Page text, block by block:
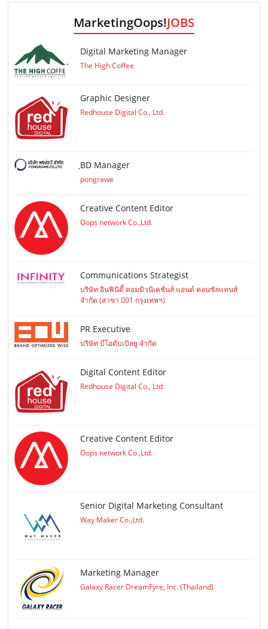
MarketingOops!JOBS
Digital Marketing Manager
The High Coffee
Graphic Designer
Redhouse Digital Co., Ltd.
ฺBD Manager
pongrawe
Creative Content Editor
Oops network Co.,Ltd.
Communications Strategist
บริษัท อินฟินิตี้ คอมมิวนิเคชั่นส์ แอนด์ คอนซัลแทนส์
จำกัด (สาขา 001 กรุงเทพฯ)
PR Executive
บริษัท บีโอดับเบิลยู จำกัด
Digital Content Editor
Redhouse Digital Co., Ltd.
Creative Content Editor
Oops network Co.,Ltd.
Senior Digital Marketing Consultant
Way Maker Co.,Ltd.
Marketing Manager
Galaxy Racer DreamFyre, Inc. (Thailand)